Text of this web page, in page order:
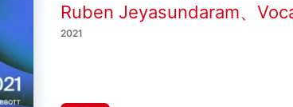
Ruben Jeyasundaram、
2021